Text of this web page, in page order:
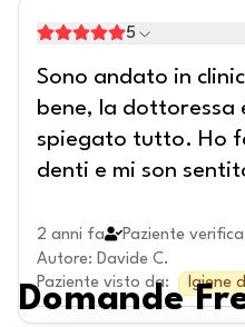
5
Sono andato in
bene, la dottoressa
spiegato tutto. Ho
denti e mi son
2 anni fa
Paziente
Autore: Davide C.
Paziente visto da: Igiene
Domande